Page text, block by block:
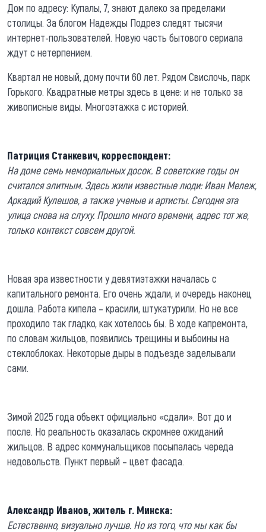
Дом по адресу: Купалы, 7, знают далеко за пределами
столицы. За блогом Надежды Подрез следят тысячи
интернет-пользователей. Новую часть бытового сериала
ждут с нетерпением.
Квартал не новый, дому почти 60 лет. Рядом Свислочь, парк
Горького. Квадратные метры здесь в цене: и не только за
живописные виды. Многоэтажка с историей.
Патриция Станкевич, корреспондент:
На доме семь мемориальных досок. В советские годы он
считался элитным. Здесь жили известные люди: Иван Мележ,
Аркадий Кулешов, а также ученые и артисты. Сегодня эта
улица снова на слуху. Прошло много времени, адрес тот же,
только контекст совсем другой.
Новая эра известности у девятиэтажки началась с
капитального ремонта. Его очень ждали, и очередь наконец
дошла. Работа кипела – красили, штукатурили. Но не все
проходило так гладко, как хотелось бы. В ходе капремонта,
по словам жильцов, появились трещины и выбоины на
стеклоблоках. Некоторые дыры в подъезде заделывали
сами.
Зимой 2025 года объект официально «сдали». Вот до и
после. Но реальность оказалась скромнее ожиданий
жильцов. В адрес коммунальщиков посыпалась череда
недовольств. Пункт первый – цвет фасада.
Александр Иванов, житель г. Минска:
Естественно, визуально лучше. Но из того, что мы как бы